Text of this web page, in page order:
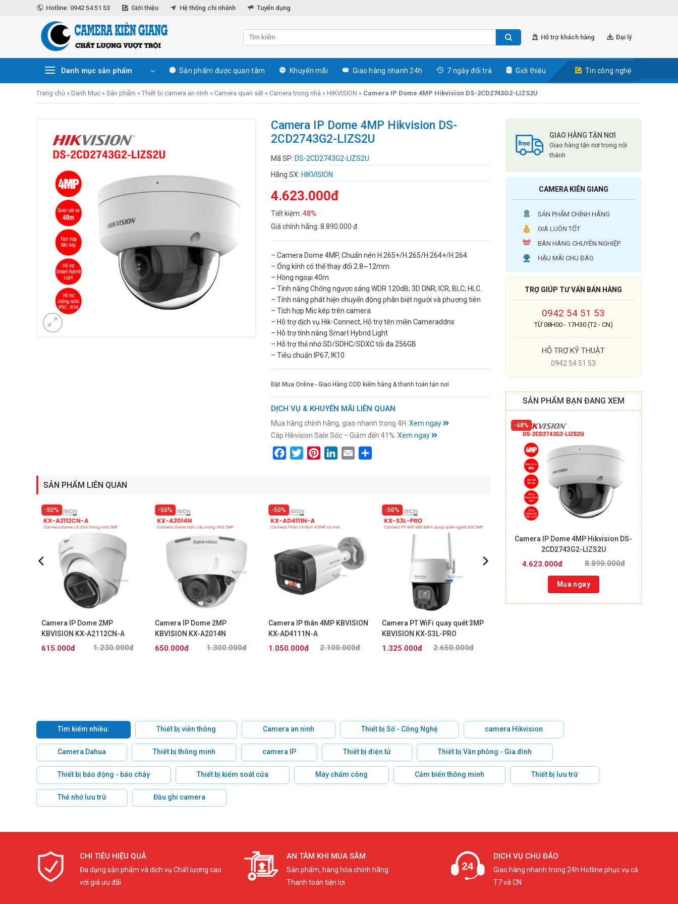
Hotline: 0942 54 51 53 Giới thiệu Hệ thống chi nhánh Tuyển dụng
Hỗ trợ khách hàng Đại lý
Danh mục sản phẩm Sản phẩm được quan tâm Khuyến mãi Giao hàng nhanh 24h 7 ngày đổi trả Giới thiệu Tin công nghệ
Trang chủ » Danh Mục » Sản phẩm » Thiết bị camera an ninh » Camera quan sát » Camera trong nhà » HIKVISION » Camera IP Dome 4MP Hikvision DS-2CD2743G2-LIZS2U
GIAO HÀNG TẬN NƠI
Giao hàng tận nơi trong nội
thành
CAMERA KIÊN GIANG
SẢN PHẨM CHÍNH HÃNG
GIÁ LUÔN TỐT
BÁN HÀNG CHUYÊN NGHIỆP
HẬU MÃI CHU ĐÁO
TRỢ GIÚP TƯ VẤN BÁN HÀNG
0942 54 51 53
TỪ 08H00 - 17H30 (T2 - CN)
HỖ TRỢ KỸ THUẬT
0942 54 51 53
SẢN PHẨM BẠN ĐANG XEM
48%
Camera IP Dome 4MP Hikvision DS-
2CD2743G2-LIZS2U
8.890.000đ
4.623.000đ
Mua ngay
Camera IP Dome 4MP Hikvision DS-
2CD2743G2-LIZS2U
Mã SP: DS-2CD2743G2-LIZS2U
Hãng SX: HIKVISION
4.623.000đ
Tiết kiệm: 48%
Giá chính hãng: 8.890.000 đ
– Camera Dome 4MP, Chuẩn nén H.265+/H.265/H.264+/H.264
– Ống kính có thể thay đổi 2.8~12mm
– Hồng ngoại 40m
– Tính năng Chống ngược sáng WDR 120dB; 3D DNR; ICR; BLC; HLC.
– Tính năng phát hiện chuyển động phân biệt người và phương tiên
– Tích hợp Mic kép trên camera
– Hỗ trợ dịch vụ Hik-Connect, Hỗ trợ tên miền Cameraddns
– Hỗ trợ tính năng Smart Hybrid Light
– Hỗ trợ thẻ nhớ SD/SDHC/SDXC tối đa 256GB
– Tiêu chuẩn IP67, IK10
Đặt Mua Online - Giao Hàng COD kiểm hàng & thanh toán tận nơi
DỊCH VỤ & KHUYẾN MÃI LIÊN QUAN
Mua hàng chính hãng, giao nhanh trong 4H. Xem ngay
Cáp Hikvision Sale Sốc – Giảm đến 41%. Xem ngay
FacebookTwitterPinterestLinkedIn
Email
SẢN PHẨM LIÊN QUAN
50%
Camera IP Dome 2MP
KBVISION KX-A2112CN-A
1.230.000đ
615.000đ
50%
Camera IP Dome 2MP
KBVISION KX-A2014N
1.300.000đ
650.000đ
50%
Camera IP thân 4MP KBVISION
KX-AD4111N-A
2.100.000đ
1.050.000đ
50%
Camera PT WiFi quay quét 3MP
KBVISION KX-S3L-PRO
2.650.000đ
1.325.000đ
Tìm kiếm nhiều: Thiết bị viễn thông Camera an ninh Thiết bị Số - Công Nghệ camera Hikvision
Camera Dahua Thiết bị thông minh camera IP Thiết bị điện tử Thiết bị Văn phòng - Gia đình
Thiết bị báo động - báo cháy Thiết bị kiểm soát cửa Máy chấm công Cảm biến thông minh Thiết bị lưu trữ
Thẻ nhớ lưu trữ Đầu ghi camera
CHI TIÊU HIỆU QUẢ
Đa dạng sản phẩm và dịch vụ Chất lượng cao
với giá ưu đãi
AN TÂM KHI MUA SẮM
Sản phẩm, hàng hóa chính hãng
Thanh toán tiện lợi
DỊCH VỤ CHU ĐÁO
Giao hàng nhanh trong 24h Hotline phục vụ cả
T7 và CN